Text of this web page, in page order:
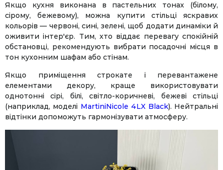
Якщо кухня виконана в пастельних тонах (білому,
сірому, бежевому), можна купити стільці яскравих
кольорів — червоні, сині, зелені, щоб додати динаміки й
оживити інтер'єр. Тим, хто віддає перевагу спокійній
обстановці, рекомендують вибрати посадочні місця в
тон кухонним шафам або стінам.
Якщо приміщення строкате і перевантажене
елементами декору, краще використовувати
однотонні сірі, білі, світло-коричневі, бежеві стільці
(наприклад, моделі MartinіNicole 4LX Black). Нейтральні
відтінки допоможуть гармонізувати атмосферу.